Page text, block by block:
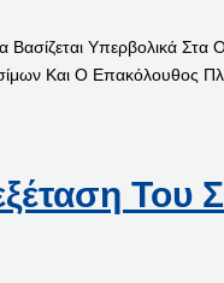
Υπερβολικά
Και Ο Επακόλουθος
Του